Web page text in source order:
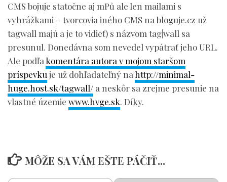
CMS bojuje statočne aj mPů ale len mailami s
vyhrážkami – tvorcovia iného CMS na bloguje.cz už
tagwall majú a je to vidieť) s názvom tag|wall sa
presunul. Donedávna som nevedel vypátrať jeho URL.
Ale podľakomentára autora v mojom staršom
príspevku je už dohľadateľný nahttp://minimal-
huge.host.sk/tagwall/ a neskôr sa zrejme presunie na
vlastné územie www.hvge.sk. Díky.
MÔŽE SA VÁM EŠTE PÁČIŤ...